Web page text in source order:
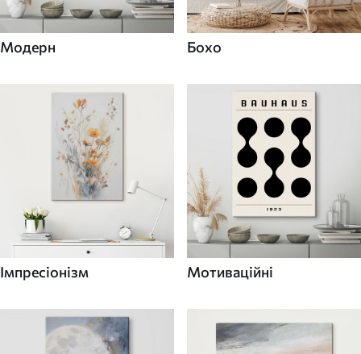
Модерн Бохо
Імпресіонізм Мотиваційні